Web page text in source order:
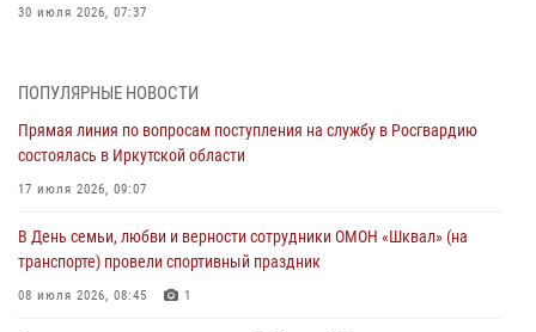
30 июля 2026, 07:37
жителей Иркутской области
При силовой поддержке СОБР Росгвардии в Иркутской области
провели рейды по соблюдению миграционного законодательства
В честь 10-летия Росгвардии сотрудники вневедомственной охраны
из Ангарска познакомили отдыхающих детского лагеря со службой
ПОПУЛЯРНЫЕ НОВОСТИ
Прямая линия по вопросам поступления на службу в Росгвардию
состоялась в Иркутской области
17 июля 2026, 09:07
В День семьи, любви и верности сотрудники ОМОН «Шквал» (на
транспорте) провели спортивный праздник
08 июля 2026, 08:45 1